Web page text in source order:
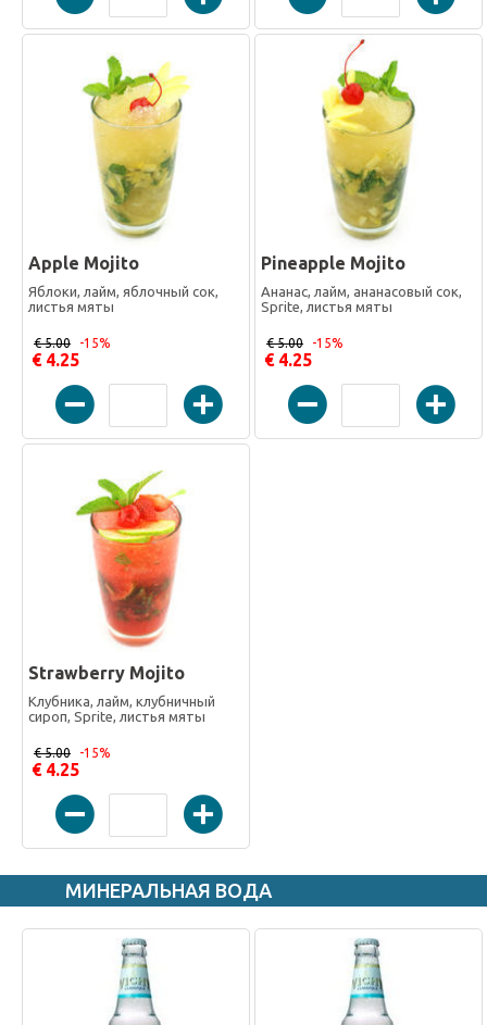
Apple Mojito
Яблоки, лайм, яблочный сок,
листья мяты
€ 4.25
€ 5.00 -15%
Pineapple Mojito
Ананас, лайм, ананасовый сок,
Sprite, листья мяты
€ 4.25
€ 5.00 -15%
Strawberry Mojito
Клубника, лайм, клубничный
сироп, Sprite, листья мяты
€ 4.25
€ 5.00 -15%
МИНЕРАЛЬНАЯ ВОДА